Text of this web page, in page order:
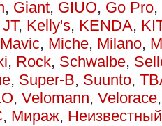
, Giant, GIUO, Go Pro,
JT, Kelly's, KENDA,
Mavic, Miche, Milano,
, Rock, Schwalbe,
, Super-B, Suunto,
, Velomann, Velorace
, Мираж, Неизвестный